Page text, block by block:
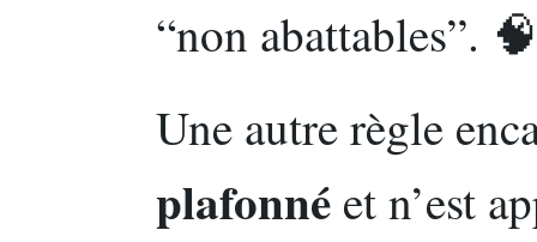
“non abattables”. 🧠
Une autre règle
plafonné et n’est